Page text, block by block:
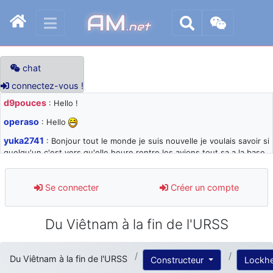
AM.net
chat
connectez-vous !
d9pouces : Hello !
operaso : Hello
yuka2741 : Bonjour tout le monde je suis nouvelle je voulais savoir si
quelqu'un c'est vers qu'elle heure rentre les avions tout sa a la base
d9pouces: désolé pour les quelques blocages du site ces derniers
jours : je teste des méthodes contre le spam et les bots trop nocifs
: Super, la nouvelle bannière
: je suis un avion@,._,+ > lesquels ? je ne suis pas sûr de
comprendre
Se connecter Créer un compte
Du Viêtnam à la fin de l'URSS
Du Viêtnam à la fin de l'URSS Constructeur